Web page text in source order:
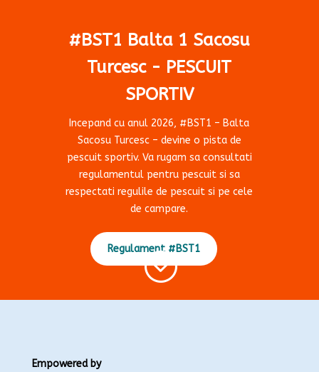
#BST1 Balta 1 Sacosu
Turcesc - PESCUIT
SPORTIV
Incepand cu anul 2026, #BST1 – Balta
Sacosu Turcesc – devine o pista de
pescuit sportiv. Va rugam sa consultati
regulamentul pentru pescuit si sa
respectati regulile de pescuit si pe cele
de campare.
Regulament #BST1
;
Empowered by